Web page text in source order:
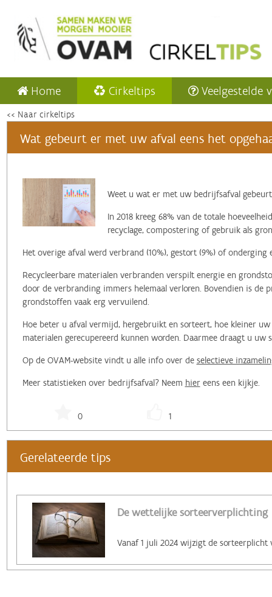
Home Cirkeltips Veelgestelde
<< Naar cirkeltips
Wat gebeurt er met uw afval eens het
‌Weet u wat er met uw bedrijfsafval
In 2018 kreeg 68% van de totale
recyclage, compostering of gebruik als
Het overige afval werd verbrand (10%), gestort (9%) of onderging
Recycleerbare materialen verbranden verspilt energie en
door de verbranding immers helemaal verloren. Bovendien is de
grondstoffen vaak erg vervuilend.
Hoe beter u afval vermijd, hergebruikt en sorteert, hoe kleiner
materialen gerecupereerd kunnen worden. Daarmee draagt u uw
Op de OVAM-website vindt u alle info over de selectieve
Meer statistieken over bedrijfsafval? Neem hiereens een kijkje.
0 1
Gerelateerde tips
De wettelijke sorteerverplichting